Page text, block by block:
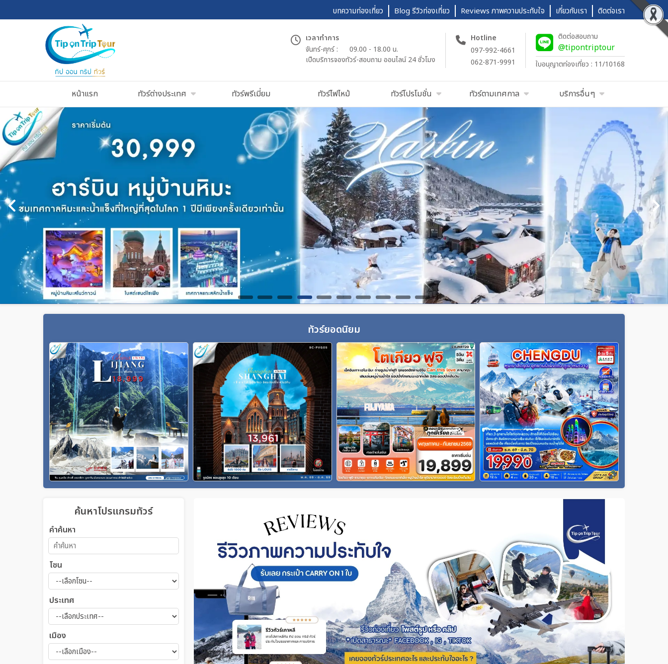
บทความท่องเที่ยว Blog รีวิวท่องเที่ยว Reviews ภาพความประทับใจ เกี่ยวกับเรา ติดต่อเรา
เวลาทำการ
จันทร์-ศุกร์ :
09.00 - 18.00 น.
เปืดบริการจองทัวร์-สอบถาม ออนไลน์ 24 ชั่วโมง
Hotline
097-992-4661
062-871-9991
ติดต่อสอบถาม
@tipontriptour
ใบอนุญาตท่องเที่ยว : 11/10168
หน้าแรก ทัวร์ต่างประเทศ ทัวร์พรีเมี่ยม ทัวร์ไฟไหม้ ทัวร์โปรโมชั่น ทัวร์ตามเทศกาล บริการอื่นๆ
ทัวร์ยอดนิยม
ค้นหาโปรแกรมทัวร์
คำค้นหา
โซน
ประเทศ
เมือง